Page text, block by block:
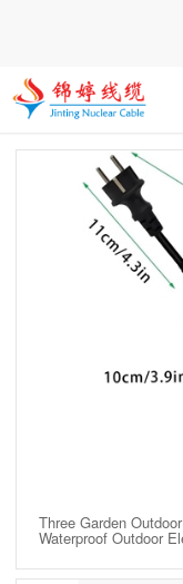
Three Garden
Waterproof Outdoor